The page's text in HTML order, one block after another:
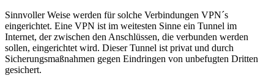
Sinnvoller Weise werden für solche Verbindungen VPN´s
eingerichtet. Eine VPN ist im weitesten Sinne ein Tunnel im
Internet, der zwischen den Anschlüssen, die verbunden werden
sollen, eingerichtet wird. Dieser Tunnel ist privat und durch
Sicherungsmaßnahmen gegen Eindringen von unbefugten Dritten
gesichert.